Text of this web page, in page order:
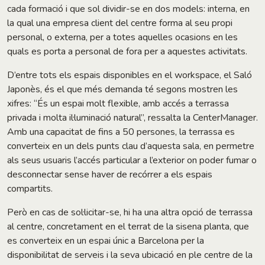
cada formació i que sol dividir-se en dos models: interna, en
la qual una empresa client del centre forma al seu propi
personal, o externa, per a totes aquelles ocasions en les
quals es porta a personal de fora per a aquestes activitats.
D’entre tots els espais disponibles en el workspace, el Saló
Japonès, és el que més demanda té segons mostren les
xifres: “És un espai molt flexible, amb accés a terrassa
privada i molta il·luminació natural”, ressalta la CenterManager.
Amb una capacitat de fins a 50 persones, la terrassa es
converteix en un dels punts clau d’aquesta sala, en permetre
als seus usuaris l’accés particular a l’exterior on poder fumar o
desconnectar sense haver de recórrer a els espais
compartits.
Però en cas de sol·licitar-se, hi ha una altra opció de terrassa
al centre, concretament en el terrat de la sisena planta, que
es converteix en un espai únic a Barcelona per la
disponibilitat de serveis i la seva ubicació en ple centre de la